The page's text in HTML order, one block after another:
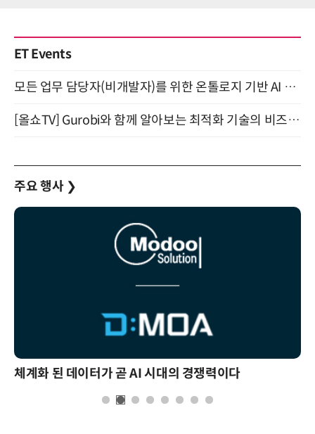
ET Events
모든 업무 담당자(비개발자)를 위한 온톨로지 기반 AI 지식체계 설계 1-day 워크숍 8월 20일 개최
[올쇼TV] Gurobi와 함께 알아보는 최적화 기술의 비즈니스 활용 (8월 20일 생방송)
주요 행사 ❯
체계화 된 데이터가 곧 AI 시대의 경쟁력이다